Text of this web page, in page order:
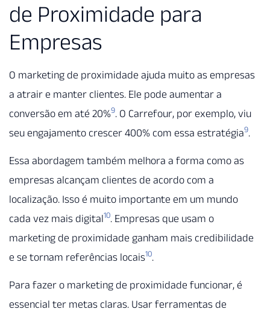
de Proximidade para
Empresas
O marketing de proximidade ajuda muito as empresas
a atrair e manter clientes. Ele pode aumentar a
conversão em até 20%9. O Carrefour, por exemplo, viu
seu engajamento crescer 400% com essa estratégia9.
Essa abordagem também melhora a forma como as
empresas alcançam clientes de acordo com a
localização. Isso é muito importante em um mundo
cada vez mais digital10. Empresas que usam o
marketing de proximidade ganham mais credibilidade
e se tornam referências locais10.
Para fazer o marketing de proximidade funcionar, é
essencial ter metas claras. Usar ferramentas de